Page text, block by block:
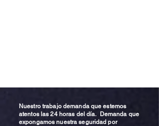
Nuestro trabajo demanda que estemos
atentos las 24 horas del día. Demanda que
expongamos nuestra seguridad por